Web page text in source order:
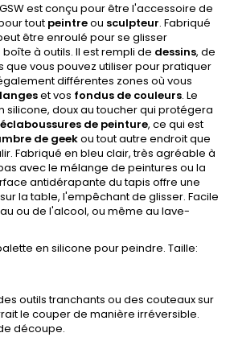
GSW est conçu pour être l'accessoire de
tout peintreou sculpteur. Fabriqué
être enroulé pour se glisser
à outils. Il est rempli de dessins, de
que vous pouvez utiliser pour pratiquer
différentes zones où vous
et vos fondus de couleurs. Le
silicone, doux au toucher qui protégera
éclaboussures de peinture, ce qui est
de geekou tout autre endroit que
Fabriqué en bleu clair, très agréable à
avec le mélange de peintures ou la
antidérapante du tapis offre une
la table, l'empêchant de glisser. Facile
ou de l'alcool, ou même au lave-
en silicone pour peindre. Taille:
outils tranchants ou des couteaux sur
le couper de manière irréversible.
découpe.